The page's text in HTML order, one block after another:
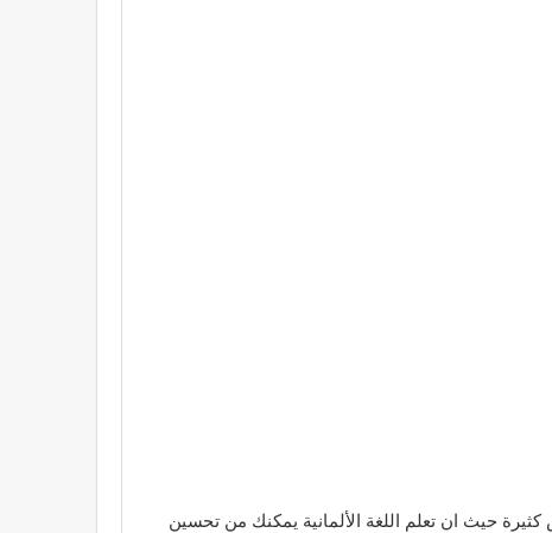
كثيرة حيث ان تعلم اللغة الألمانية يمكنك من تحسين